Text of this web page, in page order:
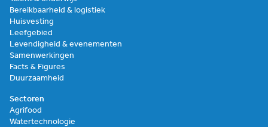
Bereikbaarheid & logistiek
Huisvesting
Leefgebied
Levendigheid & evenementen
Samenwerkingen
Facts & Figures
Duurzaamheid
Sectoren
Agrifood
Watertechnologie